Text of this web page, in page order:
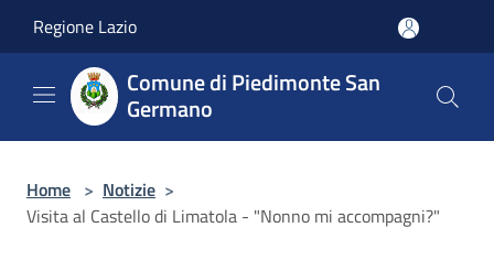
Regione Lazio
Comune di Piedimonte San
Germano
Home > Notizie >
Visita al Castello di Limatola - "Nonno mi accompagni?"